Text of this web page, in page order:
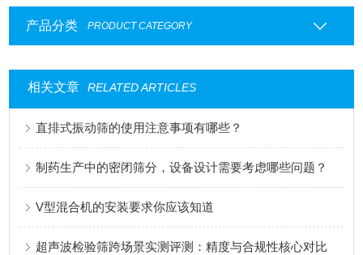
产品分类 PRODUCT CATEGORY
相关文章 RELATED ARTICLES
直排式振动筛的使用注意事项有哪些？
制药生产中的密闭筛分，设备设计需要考虑哪些问题？
V型混合机的安装要求你应该知道
超声波检验筛跨场景实测评测：精度与合规性核心对比